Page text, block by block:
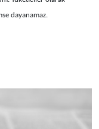
dayanamaz.